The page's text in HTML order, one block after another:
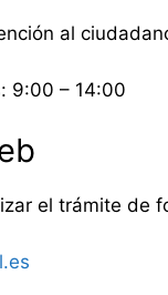
al
9:00 – 14:00
el trámite de